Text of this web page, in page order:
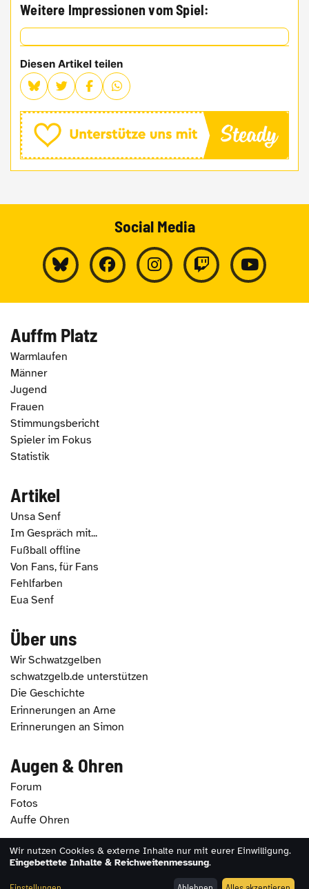
Weitere Impressionen vom Spiel:
Diesen Artikel teilen
Social Media
Auffm Platz
Warmlaufen
Männer
Jugend
Frauen
Stimmungsbericht
Spieler im Fokus
Statistik
Artikel
Unsa Senf
Im Gespräch mit...
Fußball offline
Von Fans, für Fans
Fehlfarben
Eua Senf
Über uns
Wir Schwatzgelben
schwatzgelb.de unterstützen
Die Geschichte
Erinnerungen an Arne
Erinnerungen an Simon
Augen & Ohren
Forum
Fotos
Auffe Ohren
2026 - schwatzgelb.de |Impressum|Datenschutz
Wir nutzen Cookies & externe Inhalte nur mit eurer Einwilligung.
Eingebettete Inhalte & Reichweitenmessung.